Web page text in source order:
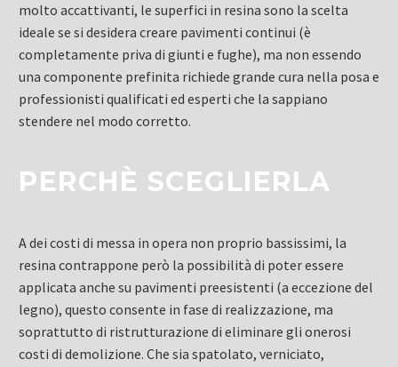
molto accattivanti, le superfici in resina sono la scelta
ideale se si desidera creare pavimenti continui (è
completamente priva di giunti e fughe), ma non essendo
una componente prefinita richiede grande cura nella posa e
professionisti qualificati ed esperti che la sappiano
stendere nel modo corretto.
PERCHÈ SCEGLIERLA
A dei costi di messa in opera non proprio bassissimi, la
resina contrappone però la possibilità di poter essere
applicata anche su pavimenti preesistenti (a eccezione del
legno), questo consente in fase di realizzazione, ma
soprattutto di ristrutturazione di eliminare gli onerosi
costi di demolizione. Che sia spatolato, verniciato,